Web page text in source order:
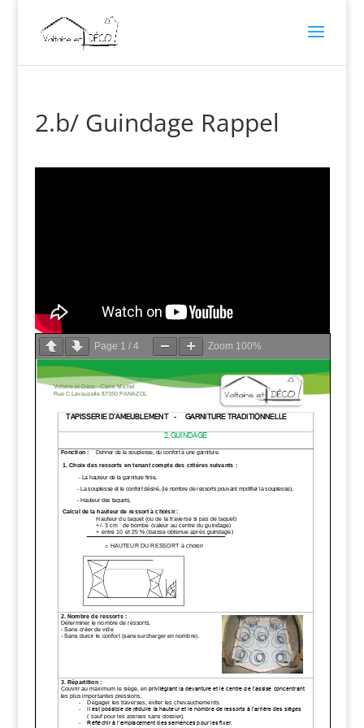
2.b/ Guindage Rappel
Page 1 / 4 Zoom 100%